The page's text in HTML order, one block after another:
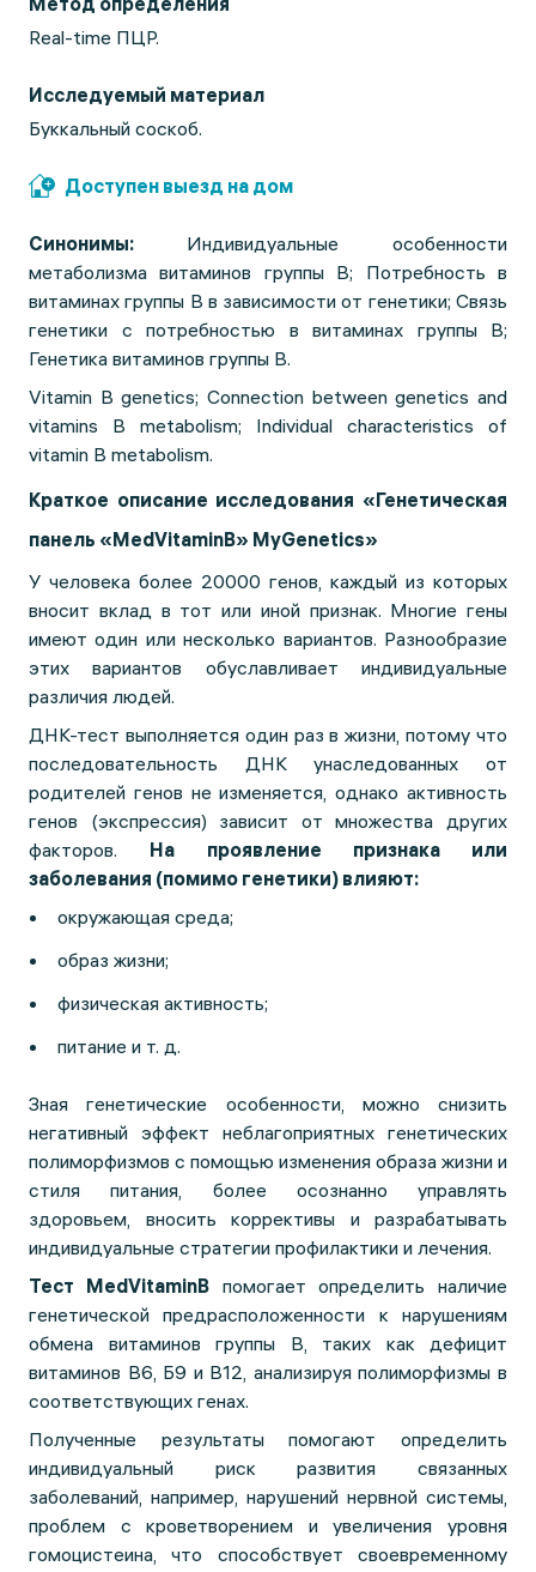
Real-time ПЦР.
Исследуемый материал
Буккальный соскоб.
Доступен выезд на дом
Синонимы: Индивидуальные особенности
метаболизма витаминов группы В; Потребность в
витаминах группы В в зависимости от генетики; Связь
генетики с потребностью в витаминах группы В;
Генетика витаминов группы B.
Vitamin B genetics; Connection between genetics and
vitamins B metabolism; Individual characteristics of
vitamin B metabolism.
Краткое описание исследования «Генетическая
панель «MedVitaminB» MyGenetics»
У человека более 20000 генов, каждый из которых
вносит вклад в тот или иной признак. Многие гены
имеют один или несколько вариантов. Разнообразие
этих вариантов обуславливает индивидуальные
различия людей.
ДНК-тест выполняется один раз в жизни, потому что
последовательность ДНК унаследованных от
родителей генов не изменяется, однако активность
генов (экспрессия) зависит от множества других
факторов. На проявление признака или
заболевания (помимо генетики) влияют:
окружающая среда;
образ жизни;
физическая активность;
питание и т. д.
Зная генетические особенности, можно снизить
негативный эффект неблагоприятных генетических
полиморфизмов с помощью изменения образа жизни и
стиля питания, более осознанно управлять
здоровьем, вносить коррективы и разрабатывать
индивидуальные стратегии профилактики и лечения.
Тест MedVitaminBпомогает определить наличие
генетической предрасположенности к нарушениям
обмена витаминов группы В, таких как дефицит
витаминов B6, Б9 и B12, анализируя полиморфизмы в
соответствующих генах.
Полученные результаты помогают определить
индивидуальный риск развития связанных
заболеваний, например, нарушений нервной системы,
проблем с кроветворением и увеличения уровня
гомоцистеина, что способствует своевременному